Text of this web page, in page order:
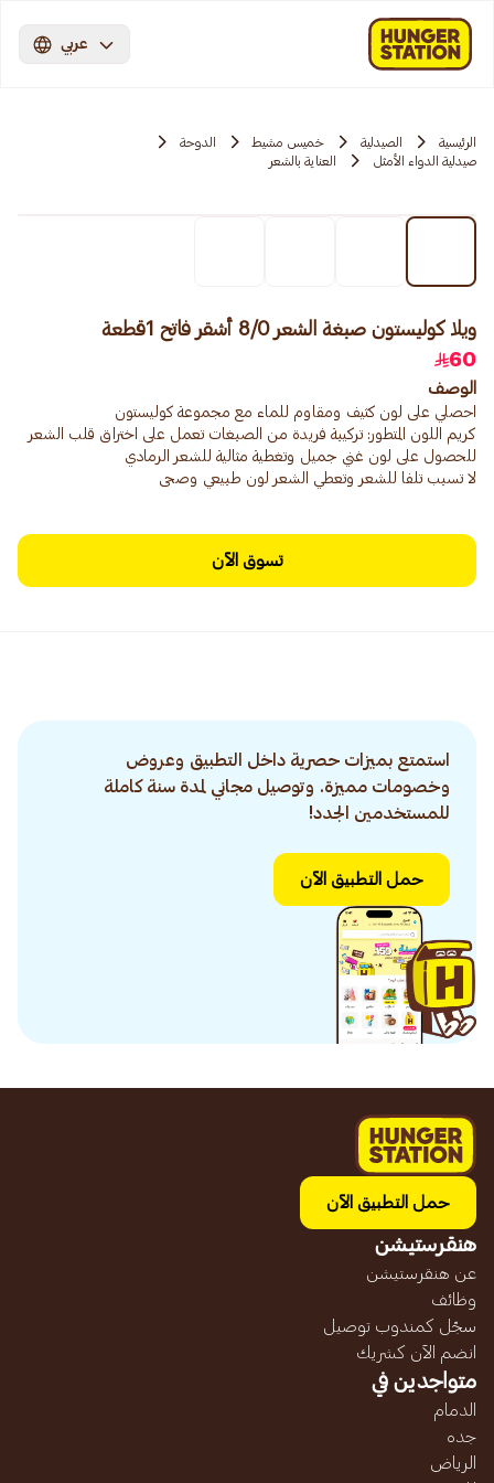
عربي
الرئيسية الصيدلية خميس مشيط
الدوحة
صيدلية الدواء الأمثل
العناية بالشعر
ويلا كوليستون صبغة الشعر 8/0 أشقر فاتح 1قطعة
60
الوصف
كريم اللون المتطور: تركيبة فريدة من الصبغات تعمل على اختراق قلب الشعر
لا تسبب تلفا للشعر وتعطي الشعر لون طبيعي وصحى
تسوق الآن
استمتع بميزات حصرية داخل التطبيق وعروض
وخصومات مميزة. وتوصيل مجاني لمدة سنة كاملة
للمستخدمين الجدد!
حمل التطبيق الآن
حمل التطبيق الآن
هنقرستيشن
عن هنقرستيشن
وظائف
سجّل كمندوب توصيل
انضم الآن كشريك
متواجدين في
الدمام
جده
الرياض